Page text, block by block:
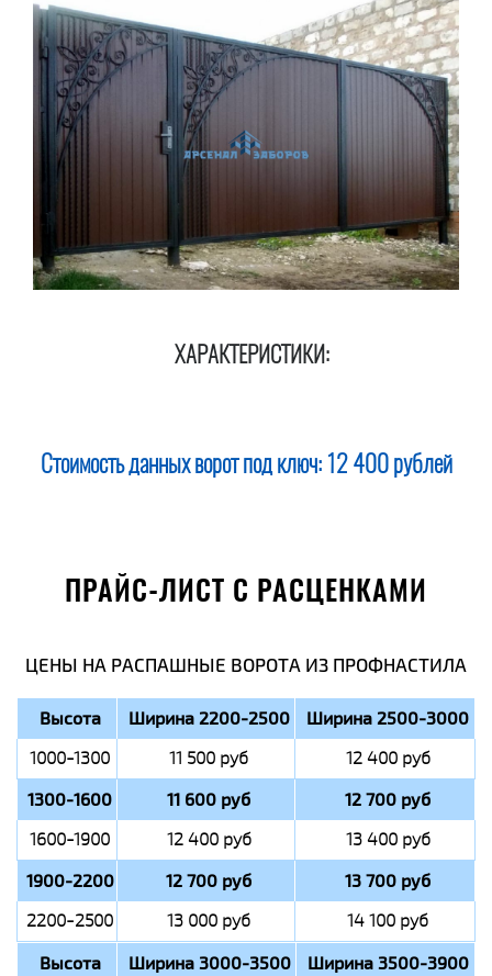
ХАРАКТЕРИСТИКИ:
Стоимость данных ворот под ключ: 12 400 рублей
ПРАЙС-ЛИСТ С РАСЦЕНКАМИ
ЦЕНЫ НА РАСПАШНЫЕ ВОРОТА ИЗ ПРОФНАСТИЛА
Высота Ширина 2200-2500 Ширина 2500-3000
1000-1300 11 500 руб 12 400 руб
1300-1600 11 600 руб 12 700 руб
1600-1900 12 400 руб 13 400 руб
1900-2200 12 700 руб 13 700 руб
2200-2500 13 000 руб 14 100 руб
Высота Ширина 3000-3500 Ширина 3500-3900